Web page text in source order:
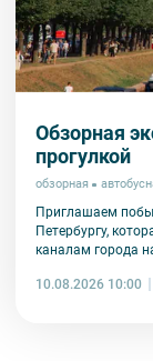
Обзорная
прогулкой
обзорная
Приглашаем
Петербургу,
каналам города
10.08.2026 10:00